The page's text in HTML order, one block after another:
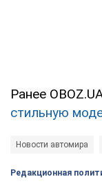
Ранее
стильную
Новости автомира
Редакционная